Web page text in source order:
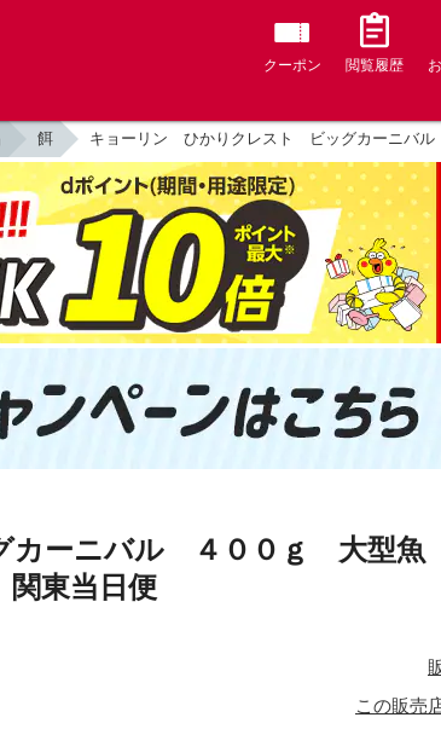
クーポン 閲覧履歴
餌 キョーリン ひかりクレスト ビッグカーニ
カーニバル ４００ｇ 大型
東当日便
この販売